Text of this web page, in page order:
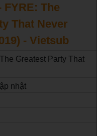
FYRE: The
That Never
- Vietsub
Greatest Party That
nhật